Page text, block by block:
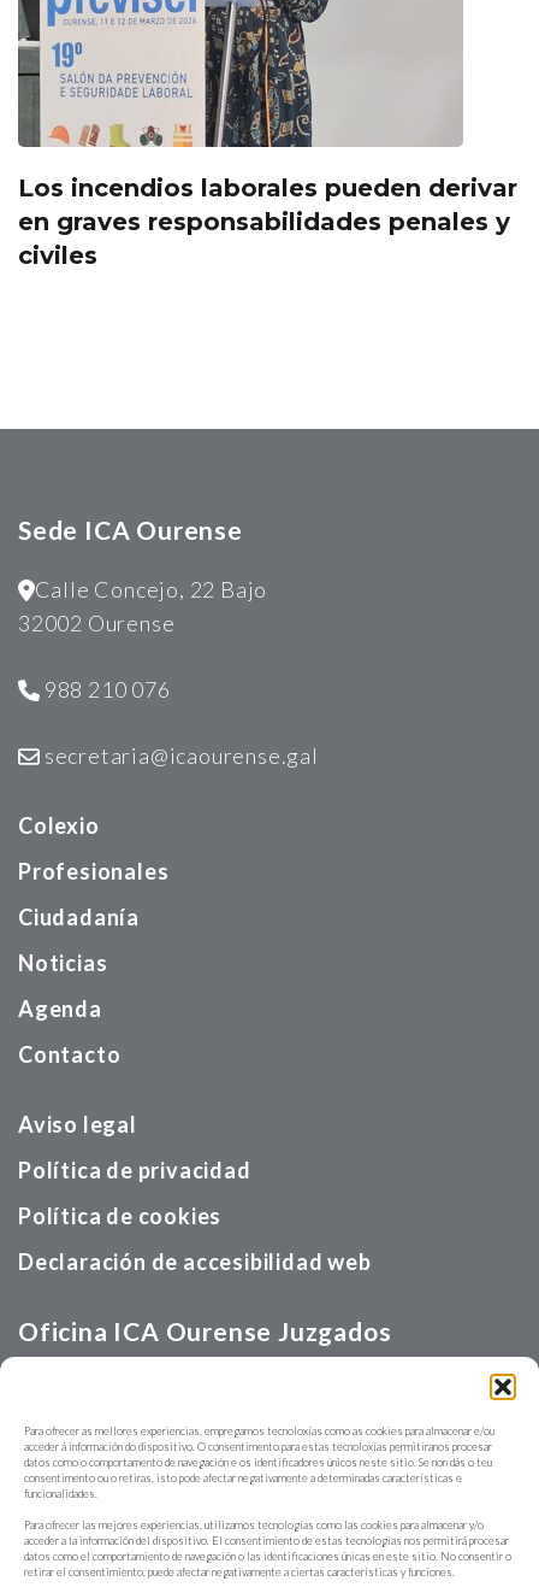
Para ofrecer as mellores experiencias, empregamos tecnoloxías como as cookies para almacenar e/ou
acceder á información do dispositivo. O consentimento para estas tecnoloxías permitiranos procesar
datos como o comportamento de navegación e os identificadores únicos neste sitio. Se non dás o teu
consentimento ou o retiras, isto pode afectar negativamente a determinadas características e
funcionalidades.
Para ofrecer las mejores experiencias, utilizamos tecnologías como las cookies para almacenar y/o
acceder a la información del dispositivo. El consentimiento de estas tecnologías nos permitirá procesar
datos como el comportamiento de navegación o las identificaciones únicas en este sitio. No consentir o
retirar el consentimiento, puede afectar negativamente a ciertas características y funciones.
Los incendios laborales pueden derivar
en graves responsabilidades penales y
civiles
Sede ICA Ourense
Calle Concejo, 22 Bajo
32002 Ourense
988 210 076
secretaria@icaourense.gal
Colexio
Profesionales
Ciudadanía
Noticias
Agenda
Contacto
Aviso legal
Política de privacidad
Política de cookies
Declaración de accesibilidad web
Oficina ICA Ourense Juzgados
988370746